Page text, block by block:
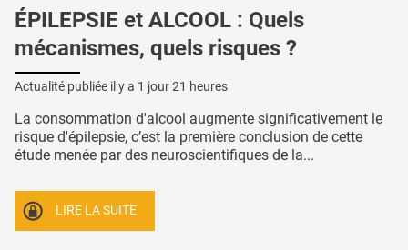
ÉPILEPSIE et ALCOOL : Quels
mécanismes, quels risques ?
Actualité publiée il y a 1 jour 21 heures
La consommation d'alcool augmente significativement le
risque d'épilepsie, c’est la première conclusion de cette
étude menée par des neuroscientifiques de la...
LIRE LA SUITE